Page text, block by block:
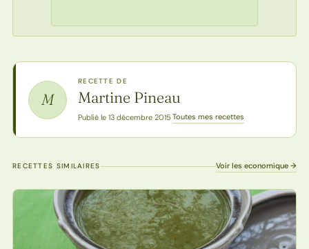
M
RECETTE DE
Martine Pineau
Publié le 13 décembre 2015·Toutes mes recettes
RECETTES SIMILAIRES Voir les economique →